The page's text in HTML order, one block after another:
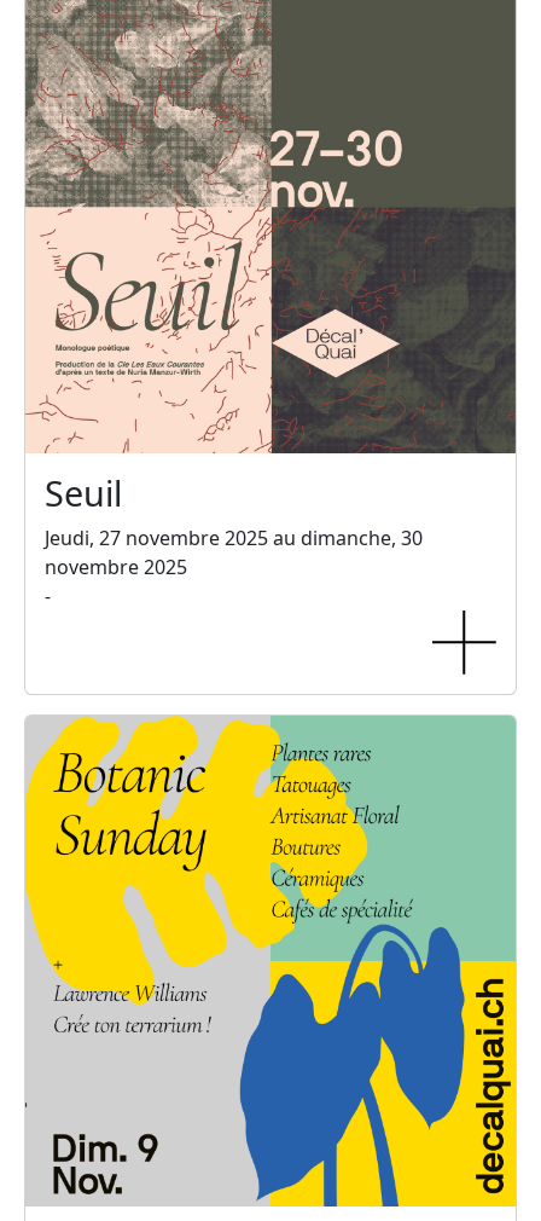
Seuil
Jeudi, 27 novembre 2025 au dimanche, 30
novembre 2025
-